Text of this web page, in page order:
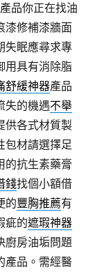
品你正在找油
漆修補漆牆面
失眠應尋求專
用具有消除脂
舒緩神器產品
失的機遇不舉
供各式材質製
包材請選擇足
的抗生素藥膏
錢找個小額借
的豐胸推薦有
疵的遮瑕神器
廚房油垢問題
產品。需經醫